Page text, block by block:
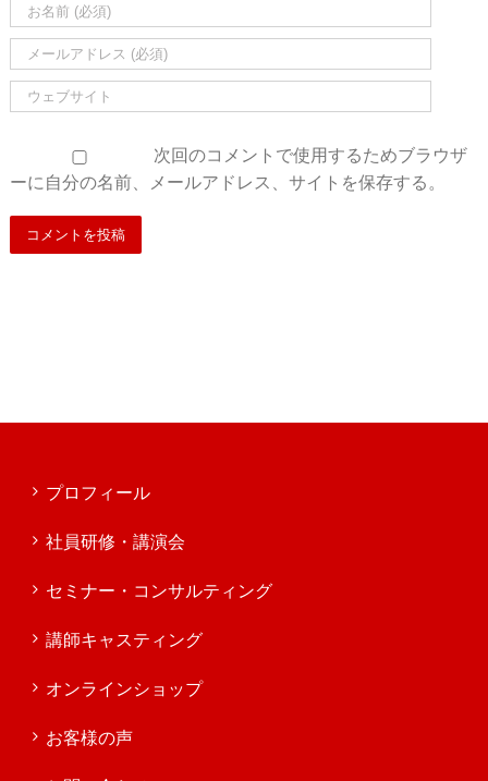
次回のコメントで使用するためブラウザ
ーに自分の名前、メールアドレス、サイトを保存する。
プロフィール
社員研修・講演会
セミナー・コンサルティング
講師キャスティング
オンラインショップ
お客様の声